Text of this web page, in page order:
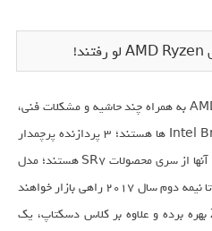
پردازنده های 8 هسته ای AMD Ryzen به همراه چند حاشیه و مشکلات فنی،
همچنان قابل رقابت با Intel Broadwell-E ها هستند؛ 3 پردازنده پرچمدار
از این خانواده رونمایی گشته و همگی آنها از سری محصولات SR7 هستند؛ مدل
های دیگر موسوم به SR5 و SR3 ها تا نیمه دوم سال 2017 راهی بازار خواهند
شد. این پلتفرم از هسته های ZEN بهره برده و علاوه بر کلاس دسکتاپ، یک